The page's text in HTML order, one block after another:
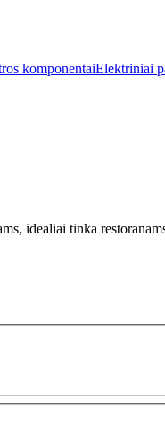
komponentaiElektriniai
idealiai tinka